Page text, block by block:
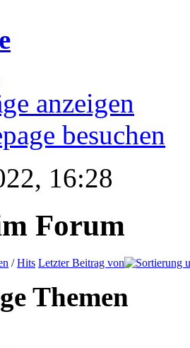
anzeigen
besuchen
16:28
Forum
/Hits Letzter Beitrag von
Themen